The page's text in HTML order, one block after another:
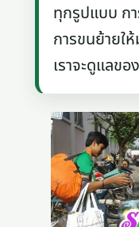
ทุกรูปแบบ กา
การขนย้ายใ
เราจะดูแลข